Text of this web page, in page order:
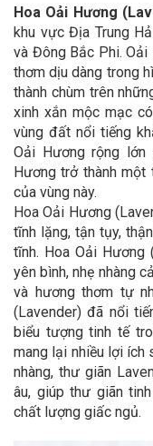
Hoa Oải Hương
khu vực Địa Trung
và Đông Bắc Phi.
thơm dịu dàng trong
thành chùm trên
xinh xắn mộc mạc
vùng đất nổi tiếng
Oải Hương rộng lớn
Hương trở thành một
của vùng này.
Hoa Oải Hương
tĩnh lặng, tận tụy,
tĩnh. Hoa Oải Hương
yên bình, nhẹ nhàng
và hương thơm tự
(Lavender) đã nổi
biểu tượng tinh tế
mang lại nhiều lợi ích
nhàng, thư giãn
âu, giúp thư giãn
chất lượng giấc ngủ.